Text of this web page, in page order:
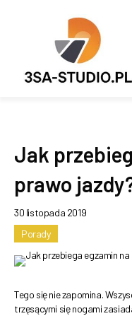
Jak
prawo
30 listopada 2019
Porady
Tego się nie zapomina.
trzęsącymi się nogami